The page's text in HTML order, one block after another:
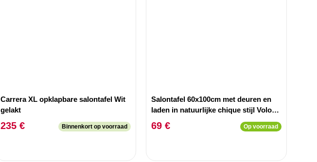
Carrera XL opklapbare salontafel Wit
gelakt
235 € Binnenkort op voorraad
Salontafel 60x100cm met deuren en
laden in natuurlijke chique stijl Volos
Wit textuur.
69 € Op voorraad